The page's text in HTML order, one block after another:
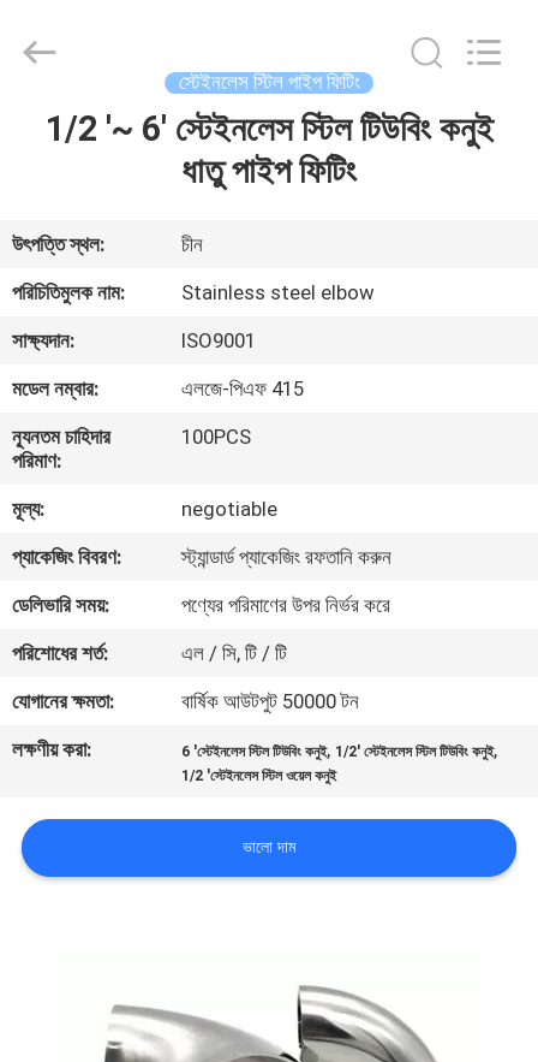
আমাদের
সম্পর্কে
কারখানা
ভ্রমণ
মান
নিয়ন্ত্রণ
যোগাযোগ
করুন
খবর
কেস
PRIVACY
সরবরাহকারী.
Copyright
Rights
Reserved.
স্টেইনলেস স্টিল পাইপ ফিটিং
1/2 '~ 6' স্টেইনলেস স্টিল টিউবিং কনুই
ধাতু পাইপ ফিটিং
উৎপত্তি স্থল:
চীন
পরিচিতিমুলক নাম:
Stainless steel elbow
সাক্ষ্যদান:
ISO9001
মডেল নম্বার:
এলজে-পিএফ 415
ন্যূনতম চাহিদার
পরিমাণ:
100PCS
মূল্য:
negotiable
প্যাকেজিং বিবরণ:
স্ট্যান্ডার্ড প্যাকেজিং রফতানি করুন
ডেলিভারি সময়:
পণ্যের পরিমাণের উপর নির্ভর করে
পরিশোধের শর্ত:
এল / সি, টি / টি
যোগানের ক্ষমতা:
বার্ষিক আউটপুট 50000 টন
লক্ষণীয় করা:
6 'স্টেইনলেস স্টিল টিউবিং কনুই, 1/2' স্টেইনলেস স্টিল টিউবিং কনুই,
1/2 'স্টেইনলেস স্টিল ওয়েল কনুই
ভালো দাম